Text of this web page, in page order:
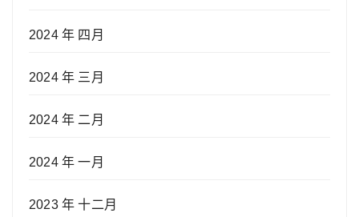
2024 年 四月
2024 年 三月
2024 年 二月
2024 年 一月
2023 年 十二月